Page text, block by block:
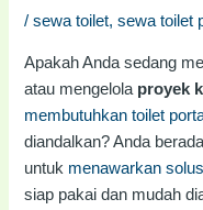
/sewa toilet,sewa toilet
Apakah Anda sedang
atau mengelola proyek
membutuhkan toilet
diandalkan? Anda
untuk menawarkan
siap pakai dan mudah